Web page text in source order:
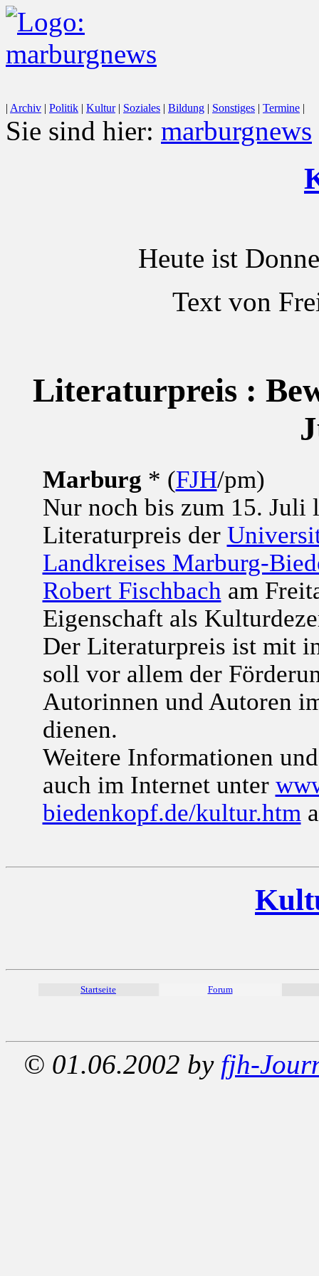
| Archiv | Politik | Kultur| Soziales | Bildung | Sonstiges | Termine |
Sie sind hier: marburgnews
Heute ist
Text von
Literaturpreis :
Marburg * (FJH/pm)
Nur noch bis zum 15. Juli
Literaturpreis der
Landkreises Marburg-
Robert Fischbach am
Eigenschaft als
Der Literaturpreis ist mit
soll vor allem der
Autorinnen und Autoren
dienen.
Weitere Informationen
auch im Internet unter
biedenkopf.de/kultur.htm
Startseite Forum
© 01.06.2002 by fjh-